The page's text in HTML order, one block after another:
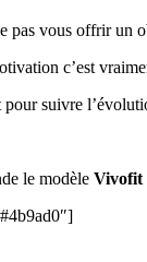
pas vous offrir un
c’est
suivre
le modèle Vivofit